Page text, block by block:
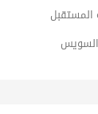
المستقبل